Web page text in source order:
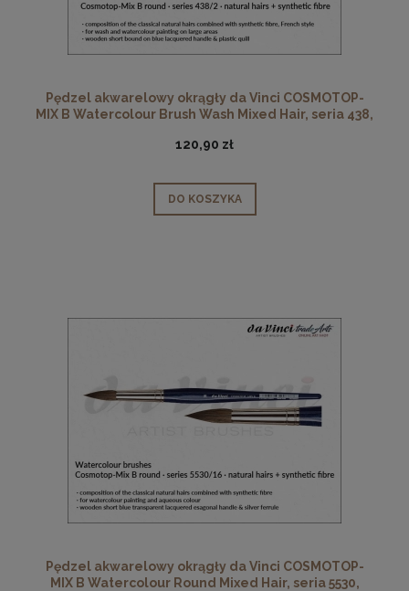
Pędzel akwarelowy okrągły da Vinci COSMOTOP-
MIX B Watercolour Brush Wash Mixed Hair, seria 438,
120,90 zł
DO KOSZYKA
Pędzel akwarelowy okrągły da Vinci COSMOTOP-
MIX B Watercolour Round Mixed Hair, seria 5530,